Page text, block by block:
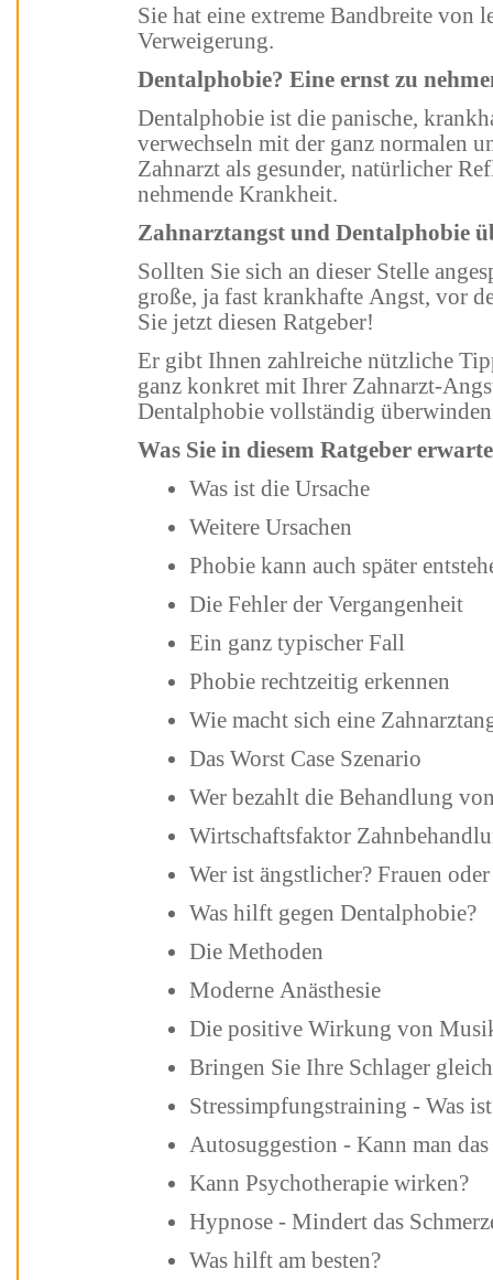
Sie hat eine extreme Bandbreite von leichter Angst bis hin zur totalen
Verweigerung.
Dentalphobie? Eine ernst
Dentalphobie ist die panische, krankhafte Angst vor dem Zahnarzt (nicht zu
verwechseln mit der ganz normalen
Zahnarzt als gesunder, natürlicher Reflex),
nehmende Krankheit.
Zahnarztangst und
Sollten Sie sich an dieser Stelle angesprochen fühlen, weil auch Sie sehr
große, ja fast krankhafte Angst, vor dem Zahnarztbesuch haben, dann lesen
Sie jetzt diesen Ratgeber!
Er gibt Ihnen zahlreiche nützliche Tipps sowie Orientierung dabei, wie Sie
ganz konkret mit Ihrer Zahnarzt-Angst umgehen bzw., wie Sie Ihre
Dentalphobie vollständig
Was Sie in diesem Ratgeber
Was ist die Ursache
Weitere Ursachen
Phobie kann auch später
Die Fehler der Vergangenheit
Ein ganz typischer Fall
Phobie rechtzeitig erkennen
Wie macht sich eine
Das Worst Case Szenario
Wer bezahlt die Behandlung
Wirtschaftsfaktor
Wer ist ängstlicher? Frauen
Was hilft gegen Dentalphobie?
Die Methoden
Moderne Anästhesie
Die positive Wirkung von
Bringen Sie Ihre Schlager
Autosuggestion - Kann
Kann Psychotherapie wirken?
Hypnose - Mindert das
Was hilft am besten?